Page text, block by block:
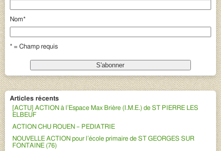
Nom*
* = Champ requis
Articles récents
[ACTU] ACTION à l’Espace Max Brière (I.M.E.) de ST PIERRE LES
ELBEUF
ACTION CHU ROUEN – PEDIATRIE
NOUVELLE ACTION pour l’école primaire de ST GEORGES SUR
FONTAINE (76)